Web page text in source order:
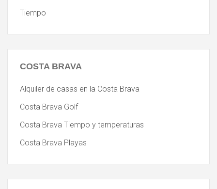
Tiempo
COSTA BRAVA
Alquiler de casas en la Costa Brava
Costa Brava Golf
Costa Brava Tiempo y temperaturas
Costa Brava Playas